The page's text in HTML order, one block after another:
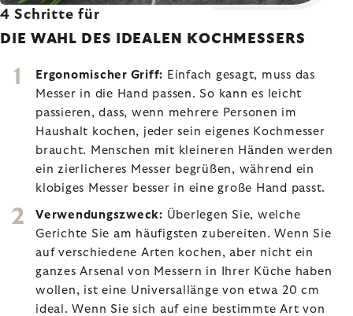
4 Schritte für
DIE WAHL DES IDEALEN KOCHMESSERS
Ergonomischer Griff: Einfach gesagt, muss das
Messer in die Hand passen. So kann es leicht
passieren, dass, wenn mehrere Personen im
Haushalt kochen, jeder sein eigenes Kochmesser
braucht. Menschen mit kleineren Händen werden
ein zierlicheres Messer begrüßen, während ein
klobiges Messer besser in eine große Hand passt.
Verwendungszweck: Überlegen Sie, welche
Gerichte Sie am häufigsten zubereiten. Wenn Sie
auf verschiedene Arten kochen, aber nicht ein
ganzes Arsenal von Messern in Ihrer Küche haben
wollen, ist eine Universallänge von etwa 20 cm
ideal. Wenn Sie sich auf eine bestimmte Art von